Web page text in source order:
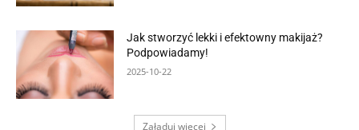
Jak stworzyć lekki i efektowny makijaż?
Podpowiadamy!
2025-10-22
Załaduj więcej